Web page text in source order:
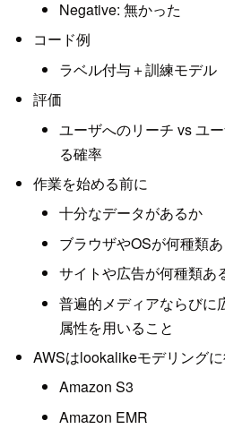
Negative: 無かった
コード例
ラベル付与＋訓練モデル
評価
ユーザへのリーチ vs ユ
る確率
作業を始める前に
十分なデータがあるか
ブラウザやOSが何種類
サイトや広告が何種類あ
普遍的メディアならびに
属性を用いること
AWSはlookalikeモデリング
Amazon S3
Amazon EMR